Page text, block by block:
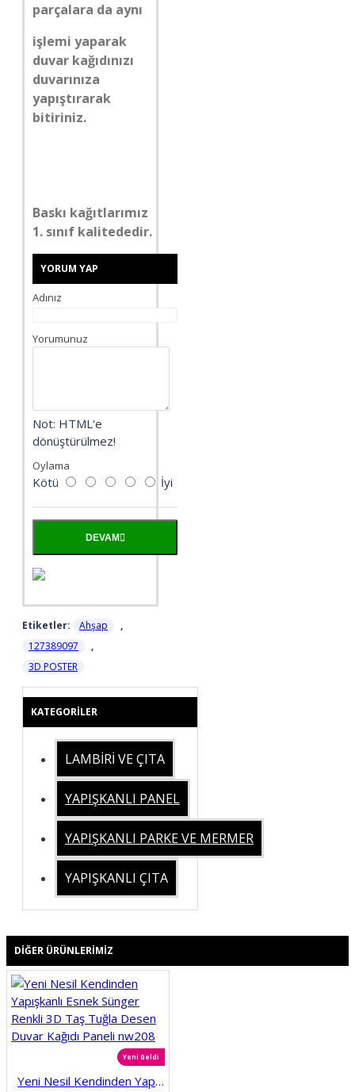
parçalara da aynı
işlemi yaparak
duvar kağıdınızı
duvarınıza
yapıştırarak
bitiriniz.
Baskı kağıtlarımız
1. sınıf kalitededir.
YORUM YAP
Adınız
Yorumunuz
Not: HTML'e
dönüştürülmez!
Oylama
Kötü İyi
DEVAM
Etiketler: Ahşap
,
127389097
,
3D POSTER
KATEGORILER
LAMBİRİ VE ÇITA
YAPIŞKANLI PANEL
YAPIŞKANLI PARKE VE MERMER
YAPIŞKANLI ÇITA
DIĞER ÜRÜNLERIMIZ
Yeni Geldi
Yeni Nesil Kendinden Yapışkanlı Esnek Sünger Renkli 3D Taş Tuğla Desen Duvar Kağıdı Paneli nw208